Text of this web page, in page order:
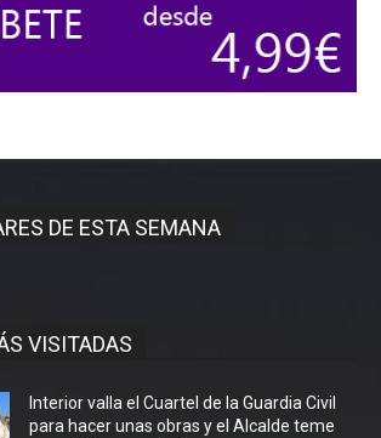
DE ESTA SEMANA
VISITADAS
Interior valla el Cuartel de la Guardia Civil
para hacer unas obras y el Alcalde teme